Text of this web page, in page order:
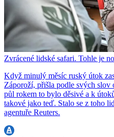
Zvrácené lidské safari. Tohle je
Když minulý měsíc ruský útok
Záporoží, přišla podle svých slov
půl rokem to bylo děsivé a k
takové jako teď. Stalo se z toho
agentuře Reuters.